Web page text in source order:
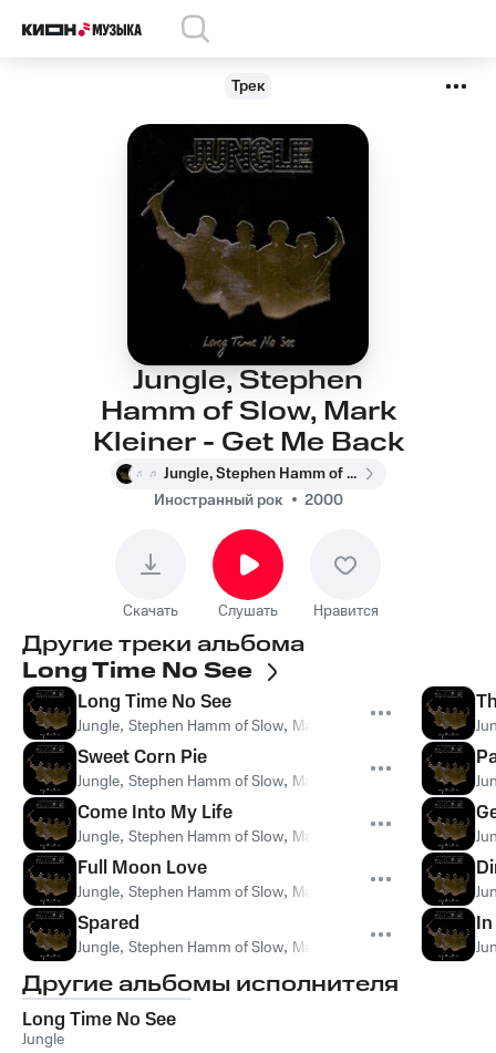
Трек
Jungle, Stephen
Hamm of Slow, Mark
Kleiner - Get Me Back
Jungle, Stephen Hamm of Slow, Mark Kleiner
Иностранный рок
2000
Скачать Слушать Нравится
Другие треки альбома
Long Time No See
Long Time No See
Jungle, Stephen Hamm of Slow, Mark Kleiner
Sweet Corn Pie
Jungle, Stephen Hamm of Slow, Mark Kleiner
Come Into My Life
Jungle, Stephen Hamm of Slow, Mark Kleiner
Full Moon Love
Jungle, Stephen Hamm of Slow, Mark Kleiner
Spared
Jungle, Stephen Hamm of Slow, Mark Kleiner
Другие альбомы исполнителя
Long Time No See
Jungle